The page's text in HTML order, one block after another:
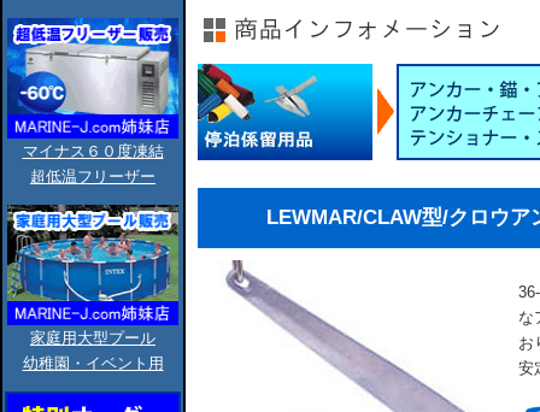
マイナス６０度凍結
超低温フリーザー
家庭用大型プール
幼稚園・イベント用
LEWMAR/CLAW型/クロウ
な
お
安